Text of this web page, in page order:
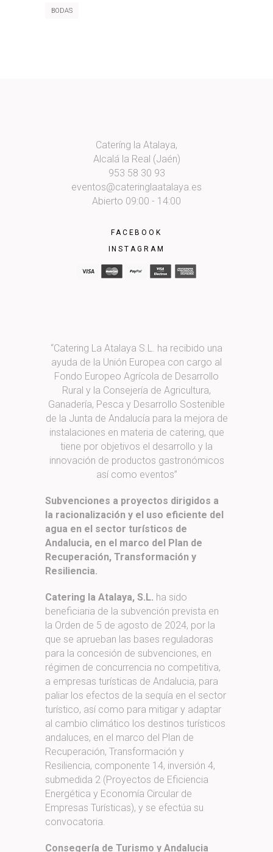
BODAS
Cateríng la Atalaya,
Alcalá la Real (Jaén)
953 58 30 93
eventos@cateringlaatalaya.es
Abierto 09:00 - 14:00
FACEBOOK
INSTAGRAM
“Catering La Atalaya S.L. ha recibido una
ayuda de la Unión Europea con cargo al
Fondo Europeo Agrícola de Desarrollo
Rural y la Consejería de Agricultura,
Ganadería, Pesca y Desarrollo Sostenible
de la Junta de Andalucía para la mejora de
instalaciones en materia de catering, que
tiene por objetivos el desarrollo y la
innovación de productos gastronómicos
así como eventos”
Subvenciones a proyectos dirigidos a
la racionalización y el uso eficiente del
agua en el sector turísticos de
Andalucia, en el marco del Plan de
Recuperación, Transformación y
Resiliencia.
Catering la Atalaya, S.L. ha sido
beneficiaria de la subvención prevista en
la Orden de 5 de agosto de 2024, por la
que se aprueban las bases reguladoras
para la concesión de subvenciones, en
régimen de concurrencia no competitiva,
a empresas turísticas de Andalucia, para
paliar los efectos de la sequía en el sector
turístico, así como para mitigar y adaptar
al cambio climático los destinos turísticos
andaluces, en el marco del Plan de
Recuperación, Transformación y
Resiliencia, componente 14, inversión 4,
submedida 2 (Proyectos de Eficiencia
Energética y Economía Circular de
Empresas Turísticas), y se efectúa su
convocatoria.
Consegería de Turismo y Andalucia